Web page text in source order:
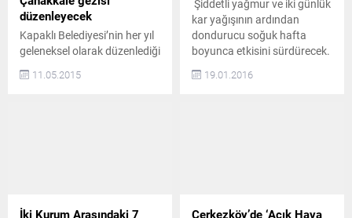
düzenleyecek
Kapaklı Belediyesi’nin her yıl
geleneksel olarak düzenlediği
Çanakkale Kültür gezisini bu
yıl da gerçekleştirecek. 18
Kapaklı Belediyesi Binasının
11.05.2015
Şiddetli yağmur ve iki günlük
kar yağışının ardından
dondurucu soğuk hafta
boyunca etkisini sürdürecek.
Yarın (20 Ocak Çarşamba
günü) termometreler -9
şiddetli yağmur ve ardından
19.01.2016
İki Kurum Arasındaki 7
Çerkezköy’de ‘Açık Hava